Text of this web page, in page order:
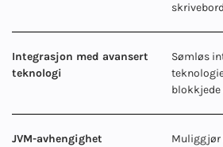
Integrasjon med avansert
teknologi
Sømløs
blokkjede
JVM-avhengighet
Muliggjør